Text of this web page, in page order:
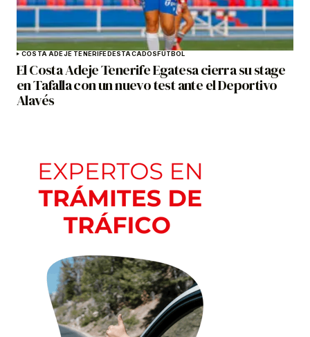
COSTA ADEJE TENERIFEDESTACADOSFÚTBOL
El Costa Adeje Tenerife Egatesa cierra su stage
en Tafalla con un nuevo test ante el Deportivo
Alavés